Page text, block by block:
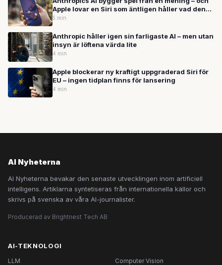
Apple lovar en Siri som äntligen håller vad den
lovar
5 min
Anthropic håller igen sin farligaste AI – men utan
insyn är löftena värda lite
4 min
Apple blockerar ny kraftigt uppgraderad Siri för
EU – ingen tidplan finns för lansering
4 min
AI Nyheterna
AI Nyheterna bevakar den senaste utvecklingen inom artificiell
intelligens. Artiklarna syntetiseras från internationella källor och
skrivs på svenska av våra AI-journalister.
Producerad av Brightnest Tech AB
AI-TEKNOLOGI
LLM
Computer Vision